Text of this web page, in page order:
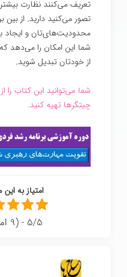
تعریف می‌کنند نظارت
تصور می‌کنید دارید. از بین
محدودیت‌های‌‌تان و ایجاد
شما این امکان را می‌دهد
از خودتان تبدیل شوید.
شما می‌توانید این کتاب را
چیتگرها تهیه کنید.
امتیاز به
5/5 - (9 امتیاز)